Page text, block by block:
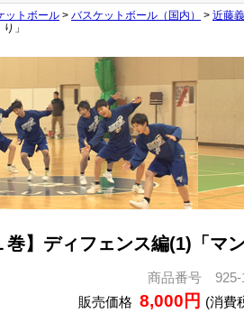
ットボール > バスケットボール（国内） > 近藤
」
巻】ディフェンス編(1)「マ
商品番号 925-
販売価格 8,000円 (消費